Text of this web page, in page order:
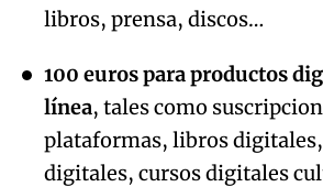
libros, prensa, discos…
100 euros para productos
línea, tales como
plataformas, libros
digitales, cursos digitales